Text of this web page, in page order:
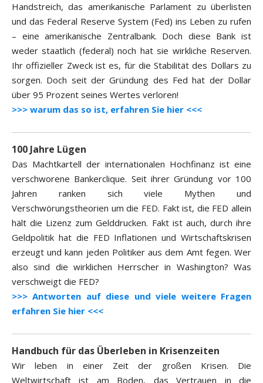
Handstreich, das amerikanische Parlament zu überlisten
und das Federal Reserve System (Fed) ins Leben zu rufen
– eine amerikanische Zentralbank. Doch diese Bank ist
weder staatlich (federal) noch hat sie wirkliche Reserven.
Ihr offizieller Zweck ist es, für die Stabilität des Dollars zu
sorgen. Doch seit der Gründung des Fed hat der Dollar
über 95 Prozent seines Wertes verloren!
>>> warum das so ist, erfahren Sie hier <<<
100 Jahre Lügen
Das Machtkartell der internationalen Hochfinanz ist eine
verschworene Bankerclique. Seit ihrer Gründung vor 100
Jahren ranken sich viele Mythen und
Verschwörungstheorien um die FED. Fakt ist, die FED allein
hält die Lizenz zum Gelddrucken. Fakt ist auch, durch ihre
Geldpolitik hat die FED Inflationen und Wirtschaftskrisen
erzeugt und kann jeden Politiker aus dem Amt fegen. Wer
also sind die wirklichen Herrscher in Washington? Was
verschweigt die FED?
>>> Antworten auf diese und viele weitere Fragen
erfahren Sie hier <<<
Handbuch für das Überleben in Krisenzeiten
Wir leben in einer Zeit der großen Krisen. Die
Weltwirtschaft ist am Boden, das Vertrauen in die